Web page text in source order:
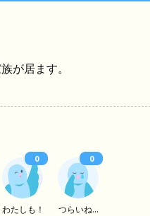
が居ます。
わたしも！ つらいね...
0 0